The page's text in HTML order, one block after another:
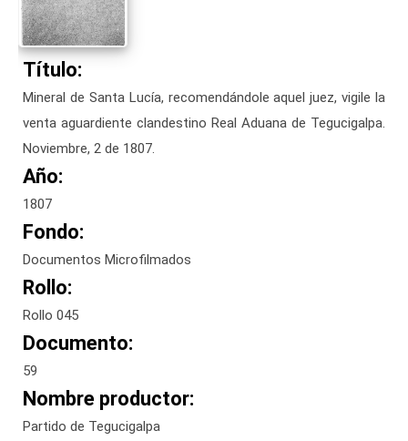
Título:
Mineral de Santa Lucía, recomendándole aquel juez, vigile la
venta aguardiente clandestino Real Aduana de Tegucigalpa.
Noviembre, 2 de 1807.
Año:
1807
Fondo:
Documentos Microfilmados
Rollo:
Rollo 045
Documento:
59
Nombre productor:
Partido de Tegucigalpa